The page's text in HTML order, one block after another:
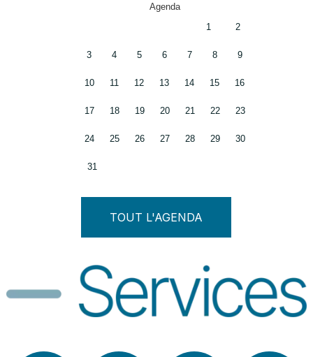
Agenda
1 2
3 4 5 6 7 8 9
10 11 12 13 14 15 16
17 18 19 20 21 22 23
24 25 26 27 28 29 30
31
TOUT L'AGENDA